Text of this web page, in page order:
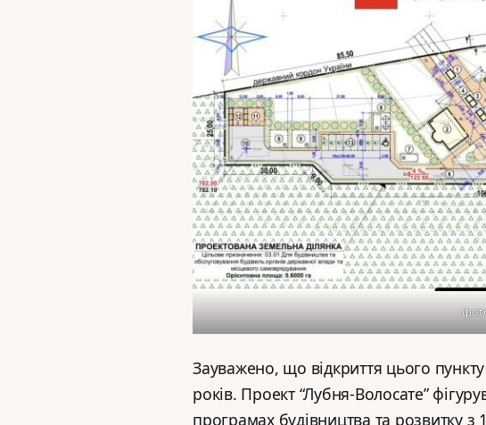
Зауважено, що відкриття цього
років. Проект “Лубня-Волосате”
програмах будівництва та розвитку